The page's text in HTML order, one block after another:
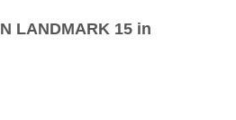
LANDMARK 15 in